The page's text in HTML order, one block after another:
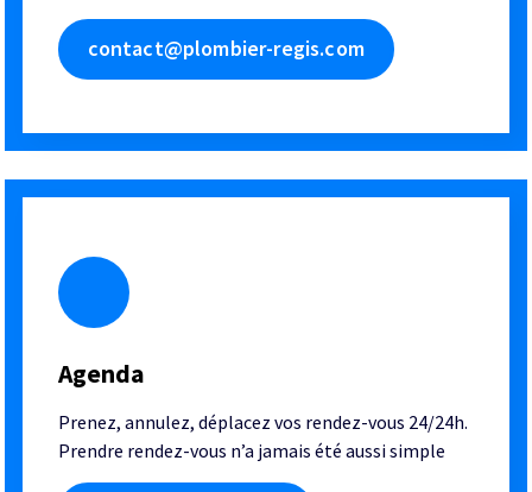
contact@plombier-regis.com
Agenda
Prenez, annulez, déplacez vos rendez-vous 24/24h.
Prendre rendez-vous n’a jamais été aussi simple